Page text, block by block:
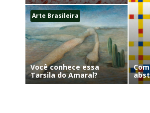
Arte Brasileira
Você conhece essa
Tarsila do Amaral?